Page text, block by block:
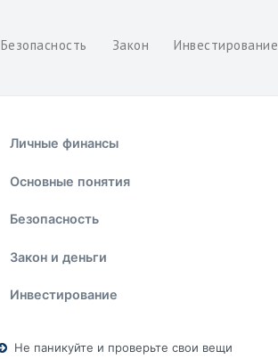
Безопасность Закон Инвестирование
Личные финансы
Основные понятия
Безопасность
Закон и деньги
Инвестирование
Не паникуйте и проверьте свои вещи